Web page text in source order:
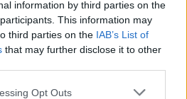
information by third parties on the
This information may
third parties on the IAB’s List of
that may further disclose it to other
app uses one or more Google
Opt Outs
αρχικά, ήταν να
να τη
-με τη σημαντική
Κοτζαμάνη, της
της Νεφέλης